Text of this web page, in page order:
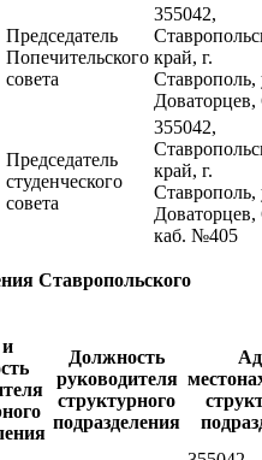
Председатель
Попечительского
совета
355042,
край, г.
Ставрополь,
Доваторцев,
Председатель
студенческого
совета
355042,
край, г.
Ставрополь,
Доваторцев,
каб. №405
Ставропольского
Должность
руководителя
структурного
подразделения